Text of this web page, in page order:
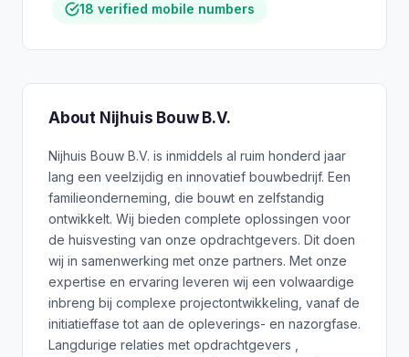
18 verified mobile numbers
About Nijhuis Bouw B.V.
Nijhuis Bouw B.V. is inmiddels al ruim honderd jaar
lang een veelzijdig en innovatief bouwbedrijf. Een
familieonderneming, die bouwt en zelfstandig
ontwikkelt. Wij bieden complete oplossingen voor
de huisvesting van onze opdrachtgevers. Dit doen
wij in samenwerking met onze partners. Met onze
expertise en ervaring leveren wij een volwaardige
inbreng bij complexe projectontwikkeling, vanaf de
initiatieffase tot aan de opleverings- en nazorgfase.
Langdurige relaties met opdrachtgevers ,